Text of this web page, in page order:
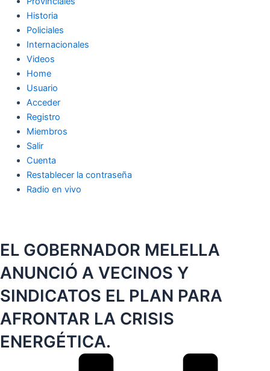
Historia
Policiales
Internacionales
Videos
Home
Usuario
Acceder
Registro
Miembros
Salir
Cuenta
Restablecer la contraseña
Radio en vivo
EL GOBERNADOR MELELLA
ANUNCIÓ A VECINOS Y
SINDICATOS EL PLAN PARA
AFRONTAR LA CRISIS
ENERGÉTICA.